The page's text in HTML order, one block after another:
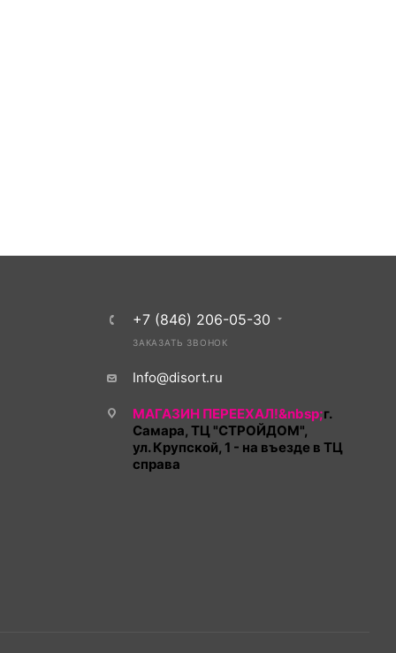
+7 (846) 206-05-30
ЗАКАЗАТЬ ЗВОНОК
Info@disort.ru
МАГАЗИН ПЕРЕЕХАЛ!&nbsp;г.
Самара, ТЦ "СТРОЙДОМ",
ул. Крупской, 1 - на въезде в ТЦ
справа